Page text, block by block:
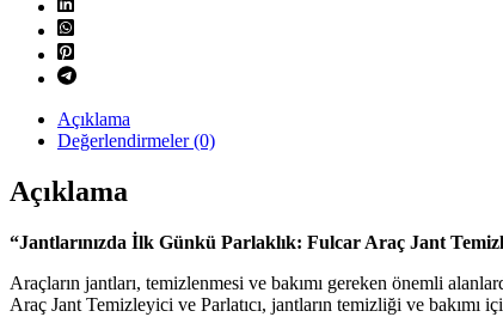
Açıklama
Değerlendirmeler (0)
Açıklama
“Jantlarınızda İlk Günkü Parlaklık: Fulcar Araç Jant
Araçların jantları, temizlenmesi ve bakımı gereken önemli
Araç Jant Temizleyici ve Parlatıcı, jantların temizliği ve bakımı